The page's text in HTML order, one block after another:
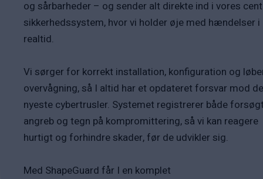
og sårbarheder – og sender alt direkte ind i vores
sikkerhedssystem, hvor vi holder øje med hændelser i
realtid.
Vi sørger for korrekt installation, konfiguration og
overvågning, så I altid har et opdateret forsvar mod de
nyeste cybertrusler. Systemet registrerer både
angreb og tegn på kompromittering, så vi kan reagere
hurtigt og forhindre skader, før de udvikler sig.
Med ShapeGuard får I en komplet